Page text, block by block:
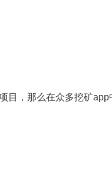
，那么在众多挖矿app